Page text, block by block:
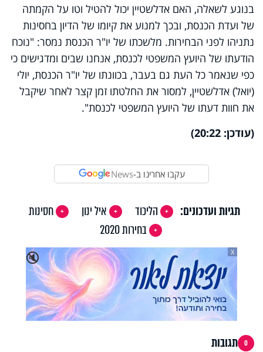
בנוגע לשאלה, האם אדלשטיין יכול להטיל וטו על הקמתה
של ועדת הכנסת, ובכך למנוע את קיומו של הדיון בחסינות
נתניהו לפני הבחירות. מלשכתו של יו"ר הכנסת נמסר: "נוכח
הודעתו של היועץ המשפטי לכנסת, אנחנו שבים ומדגישים כי
כפי שנאמר כל העת גם בעבר, בכוונתו של יו"ר הכנסת, יולי
(יואל) אדלשטיין, למסור את החלטתו זמן קצר לאחר שיקבל
את חוות דעתו של היועץ המשפטי לכנסת".
(עודכן: 20:22)
עקבו אחרינו ב-News
תגיות ועדכונים: הליכוד איל ינון
חסינות
בחירות 2020
🔇
X
0 תגובות